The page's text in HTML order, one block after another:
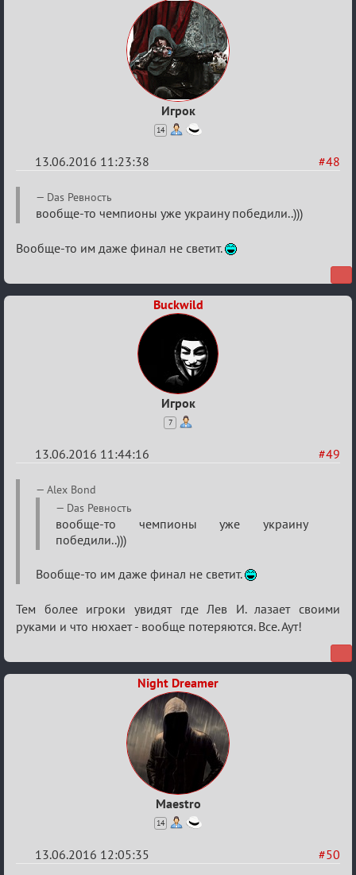
Игрок
14
#48
13.06.2016 11:23:38
Re:
Евро
2016
Das Peвность
вообще-то чемпионы уже украину победили..)))
Вообще-то им даже финал не светит.
Buckwild
Игрок
7
#49
13.06.2016 11:44:16
Re: Alex Bond
Das Peвность
вообще-то чемпионы уже украину
победили..)))
Вообще-то им даже финал не светит.
Тем более игроки увидят где Лев И. лазает своими
руками и что нюхает - вообще потеряются. Все. Аут!
Night Dreamer
Maestro
14
#50
13.06.2016 12:05:35